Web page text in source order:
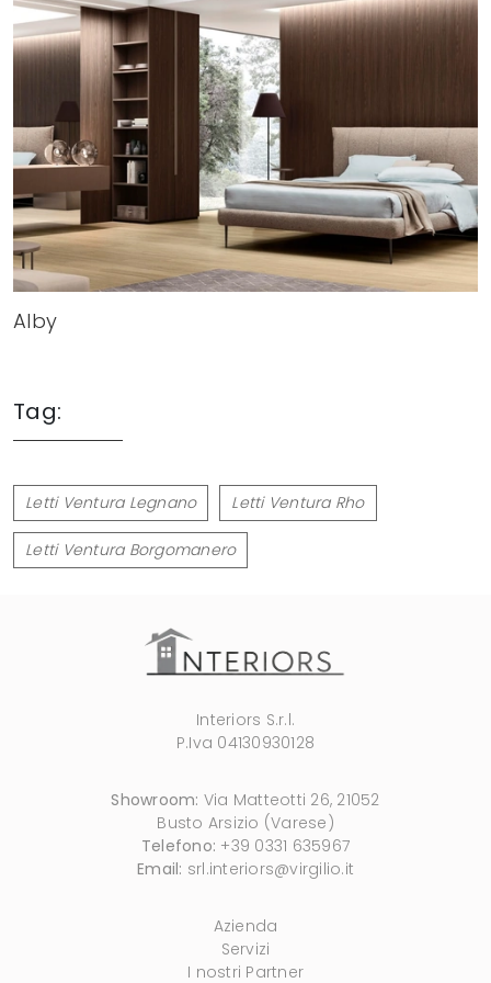
Alby
Tag:
Letti Ventura Legnano Letti Ventura Rho
Letti Ventura Borgomanero
Interiors S.r.l.
P.Iva 04130930128
Showroom: Via Matteotti 26, 21052
Busto Arsizio (Varese)
Telefono: +39 0331 635967
Email: srl.interiors@virgilio.it
Azienda
Servizi
I nostri Partner